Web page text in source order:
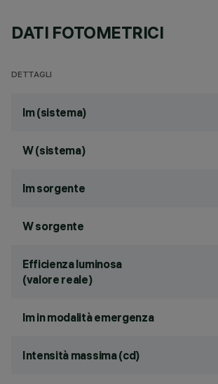
DATI FOTOMETRICI
DETTAGLI
lm (sistema)
W (sistema)
lm sorgente
W sorgente
Efficienza luminosa
(valore reale)
lm in modalità emergenza
Intensità massima (cd)